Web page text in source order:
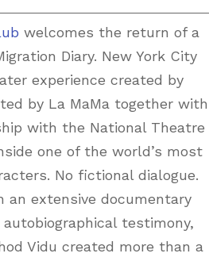
welcomes the return of a
Diary. New York City
experience created by
by La MaMa together with
with the National Theatre
one of the world’s most
No fictional dialogue.
extensive documentary
testimony,
Vidu created more than a